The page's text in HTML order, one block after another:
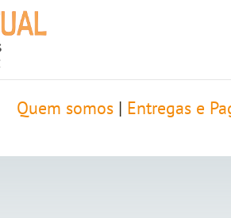
Quem somos Entregas e